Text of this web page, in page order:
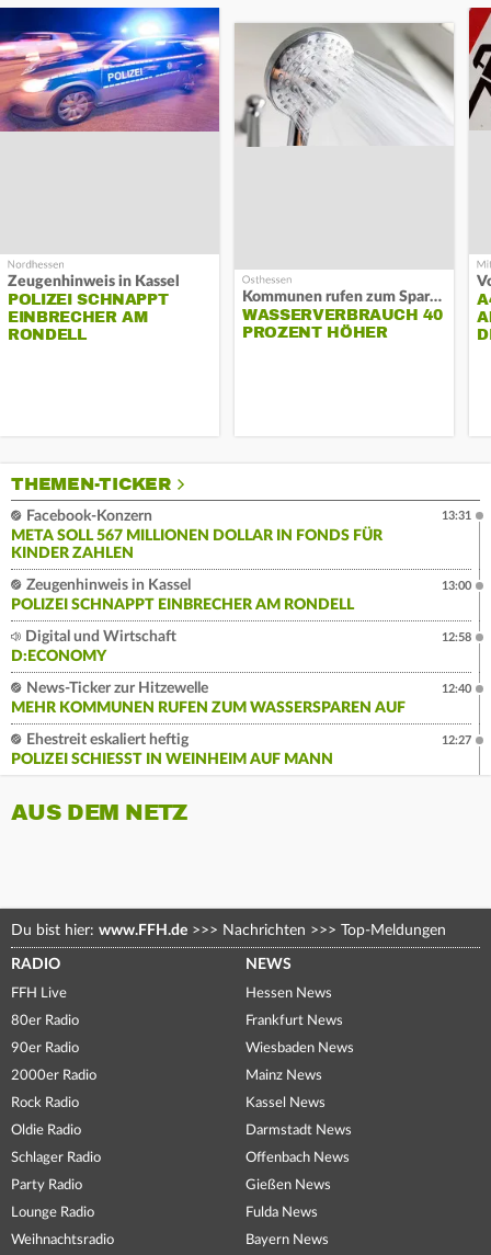
Zeugenhinweis in Kassel
POLIZEI SCHNAPPT
EINBRECHER AM
RONDELL
Kommunen rufen zum Sparen auf
WASSERVERBRAUCH 40
PROZENT HÖHER
THEMEN-TICKER
Facebook-Konzern
META SOLL 567 MILLIONEN DOLLAR IN FONDS FÜR
KINDER ZAHLEN
13:31
Zeugenhinweis in Kassel
POLIZEI SCHNAPPT EINBRECHER AM RONDELL
13:00
Digital und Wirtschaft
D:ECONOMY
12:58
News-Ticker zur Hitzewelle
MEHR KOMMUNEN RUFEN ZUM WASSERSPAREN AUF
12:40
Ehestreit eskaliert heftig
POLIZEI SCHIESST IN WEINHEIM AUF MANN
12:27
AUS DEM NETZ
Du bist hier: www.FFH.de >>> Nachrichten >>> Top-Meldungen
RADIO
FFH Live
80er Radio
90er Radio
2000er Radio
Rock Radio
Oldie Radio
Schlager Radio
Party Radio
Lounge Radio
Weihnachtsradio
NEWS
Hessen News
Frankfurt News
Wiesbaden News
Mainz News
Kassel News
Darmstadt News
Offenbach News
Gießen News
Fulda News
Bayern News